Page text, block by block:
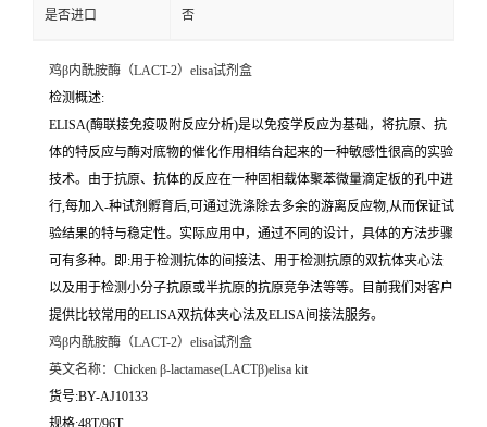
是否进口 否
鸡β内酰胺酶（LACT-2）elisa试剂盒
检测概述:
ELISA(酶联接免疫吸附反应分析)是以免疫学反应为基础，将抗原、抗
体的特反应与酶对底物的催化作用相结台起来的一种敏感性很高的实验
技术。由于抗原、抗体的反应在一种固相载体聚苯微量滴定板的孔中进
行,每加入-种试剂孵育后,可通过洗涤除去多余的游离反应物,从而保证试
验结果的特与稳定性。实际应用中，通过不同的设计，具体的方法步骤
可有多种。即:用于检测抗体的间接法、用于检测抗原的双抗体夹心法
以及用于检测小分子抗原或半抗原的抗原竞争法等等。目前我们对客户
提供比较常用的ELISA双抗体夹心法及ELISA间接法服务。
鸡β内酰胺酶（LACT-2）elisa试剂盒
英文名称： Chicken β-lactamase(LACTβ)elisa kit
货号:BY-AJ10133